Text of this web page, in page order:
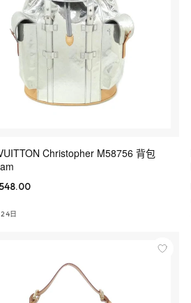
Christopher M58756 背包
日